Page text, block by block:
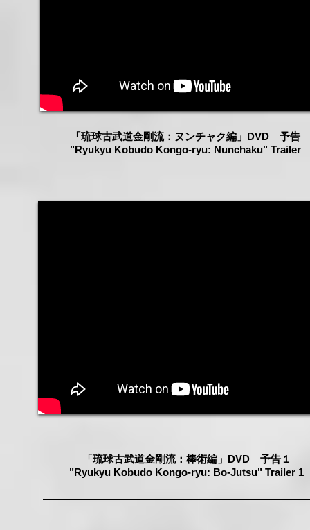
「​琉球古武道金剛流：ヌンチャク編」DVD 予告
"Ryukyu Kobudo Kongo-ryu: Nunchaku" Trailer
「​琉球古武道金剛流：棒術編」DVD 予告１
"Ryukyu Kobudo Kongo-ryu: Bo-Jutsu" Trailer 1